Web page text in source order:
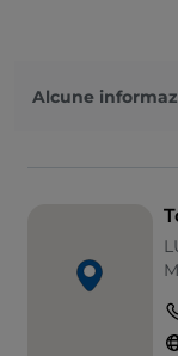
Alcune